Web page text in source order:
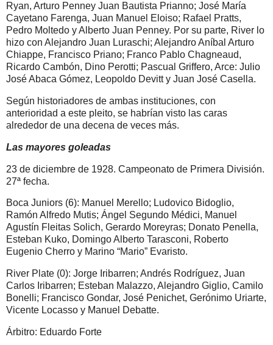
Ryan, Arturo Penney Juan Bautista Prianno; José María
Cayetano Farenga, Juan Manuel Eloiso; Rafael Pratts,
Pedro Moltedo y Alberto Juan Penney. Por su parte, River lo
hizo con Alejandro Juan Luraschi; Alejandro Aníbal Arturo
Chiappe, Francisco Priano; Franco Pablo Chagneaud,
Ricardo Cambón, Dino Perotti; Pascual Griffero, Arce: Julio
José Abaca Gómez, Leopoldo Devitt y Juan José Casella.
Según historiadores de ambas instituciones, con
anterioridad a este pleito, se habrían visto las caras
alrededor de una decena de veces más.
Las mayores goleadas
23 de diciembre de 1928. Campeonato de Primera División.
27ª fecha.
Boca Juniors (6): Manuel Merello; Ludovico Bidoglio,
Ramón Alfredo Mutis; Ángel Segundo Médici, Manuel
Agustín Fleitas Solich, Gerardo Moreyras; Donato Penella,
Esteban Kuko, Domingo Alberto Tarasconi, Roberto
Eugenio Cherro y Marino “Mario” Evaristo.
River Plate (0): Jorge Iribarren; Andrés Rodríguez, Juan
Carlos Iribarren; Esteban Malazzo, Alejandro Giglio, Camilo
Bonelli; Francisco Gondar, José Penichet, Gerónimo Uriarte,
Vicente Locasso y Manuel Debatte.
Árbitro: Eduardo Forte